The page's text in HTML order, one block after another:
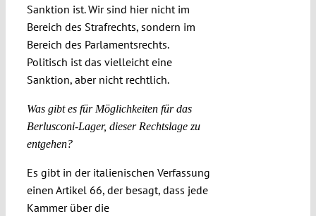
Sanktion ist. Wir sind hier nicht im
Bereich des Strafrechts, sondern im
Bereich des Parlamentsrechts.
Politisch ist das vielleicht eine
Sanktion, aber nicht rechtlich.
Was gibt es für Möglichkeiten für das
Berlusconi-Lager, dieser Rechtslage zu
entgehen?
Es gibt in der italienischen Verfassung
einen Artikel 66, der besagt, dass jede
Kammer über die